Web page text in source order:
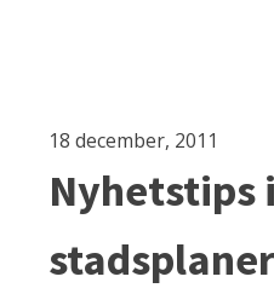
18 december, 2011
Nyhetstips